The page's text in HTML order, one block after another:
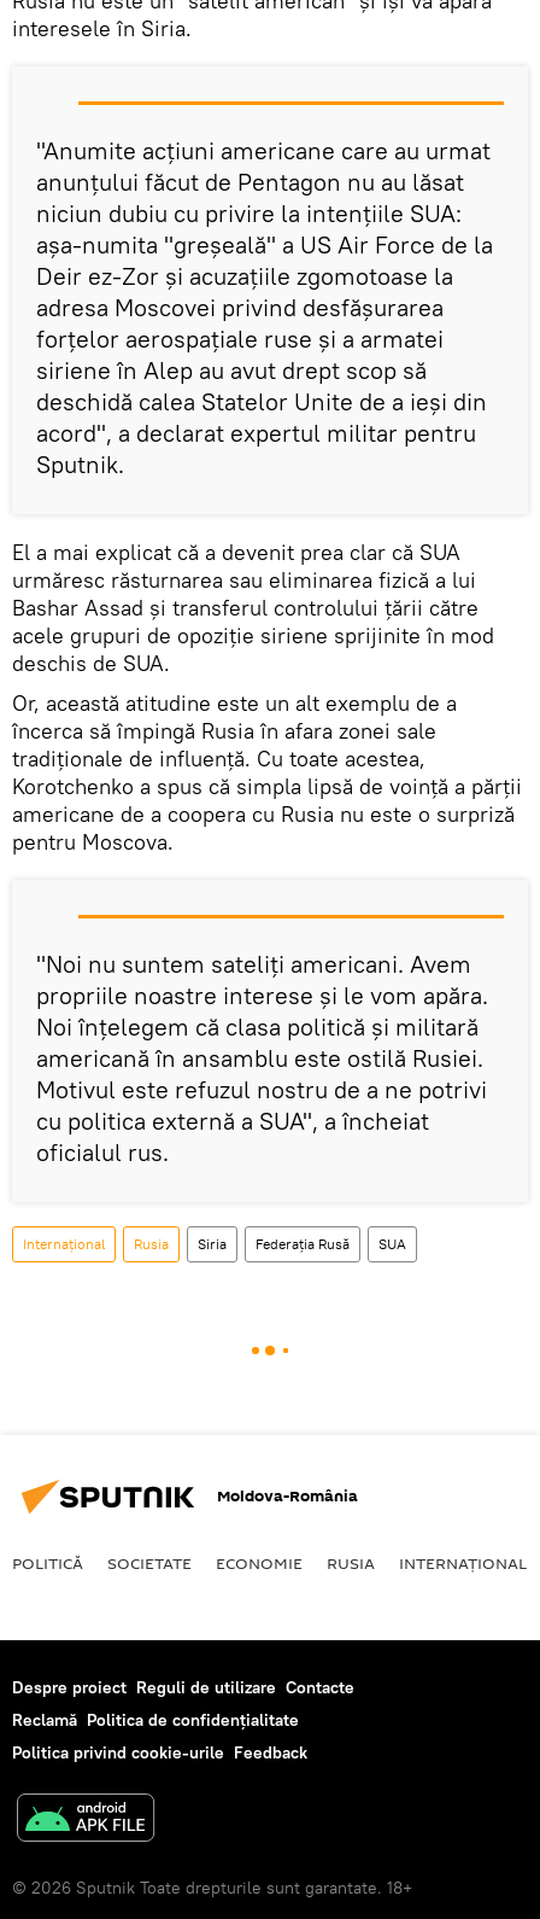
interesele în Siria.
"Anumite acțiuni americane care au urmat
anunțului făcut de Pentagon nu au lăsat
niciun dubiu cu privire la intențiile SUA:
așa-numita "greșeală" a US Air Force de la
Deir ez-Zor și acuzațiile zgomotoase la
adresa Moscovei privind desfăşurarea
forțelor aerospațiale ruse și a armatei
siriene în Alep au avut drept scop să
deschidă calea Statelor Unite de a ieși din
acord", a declarat expertul militar pentru
Sputnik.
El a mai explicat că a devenit prea clar că SUA
urmăresc răsturnarea sau eliminarea fizică a lui
Bashar Assad și transferul controlului țării către
acele grupuri de opoziție siriene sprijinite în mod
deschis de SUA.
Or, această atitudine este un alt exemplu de a
încerca să împingă Rusia în afara zonei sale
tradiţionale de influenţă. Cu toate acestea,
Korotchenko a spus că simpla lipsă de voință a părții
americane de a coopera cu Rusia nu este o surpriză
pentru Moscova.
"Noi nu suntem sateliți americani. Avem
propriile noastre interese și le vom apăra.
Noi înțelegem că clasa politică și militară
americană în ansamblu este ostilă Rusiei.
Motivul este refuzul nostru de a ne potrivi
cu politica externă a SUA", a încheiat
oficialul rus.
Internaţional Rusia Siria Federația Rusă SUA
Moldova-România
POLITICĂ SOCIETATE ECONOMIE RUSIA INTERNAŢIONAL
Despre proiect Reguli de utilizare Contacte
Reclamă Politica de confidențialitate
Politica privind cookie-urile Feedback
© 2026 Sputnik Toate drepturile sunt garantate. 18+